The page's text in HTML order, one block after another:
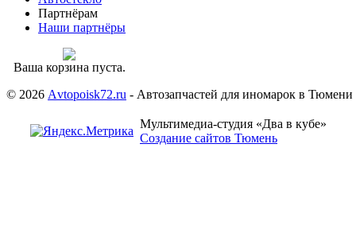
Партнёрам
Наши партнёры
Ваша корзина пуста.
© 2026 Аvtopoisk72.ru - Автозапчастей для иномарок в Тюмени
Мультимедиа-студия «Два в кубе»
Создание сайтов Тюмень